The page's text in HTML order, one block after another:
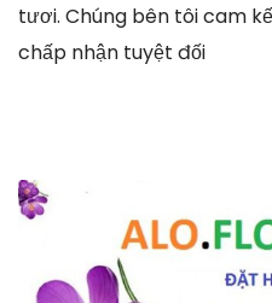
tươi. Chúng bên tôi cam
chấp nhận tuyệt đối